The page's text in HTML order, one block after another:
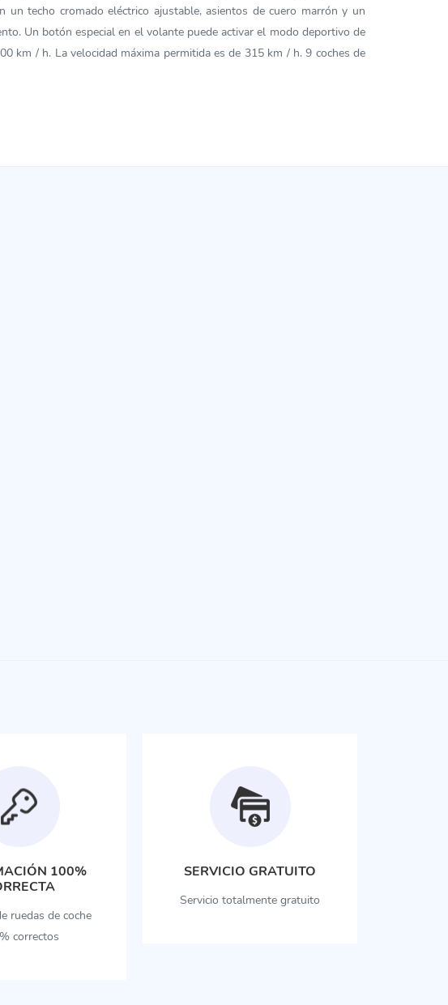
techo cromado eléctrico ajustable, asientos de cuero marrón y un
Un botón especial en el volante puede activar el modo deportivo de
km / h. La velocidad máxima permitida es de 315 km / h. 9 coches de
100%
ruedas de coche
correctos
SERVICIO GRATUITO
Servicio totalmente gratuito